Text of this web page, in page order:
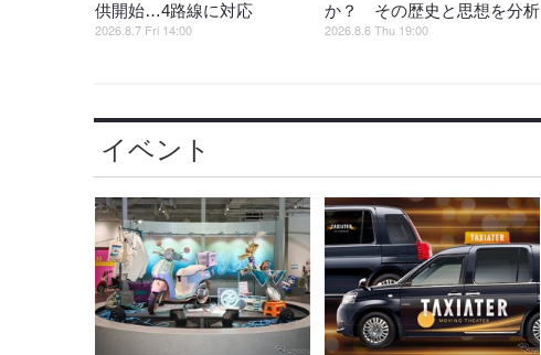
供開始…4路線に対応
2026.8.7 Fri 14:00
か？ その歴史と思想を分析
2026.8.6 Thu 19:00
イベント